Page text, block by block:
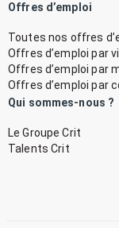
Offres d’emploi
Toutes nos offres
Offres d’emploi par
Offres d’emploi par
Offres d’emploi par
Qui sommes-nous ?
Le Groupe Crit
Talents Crit